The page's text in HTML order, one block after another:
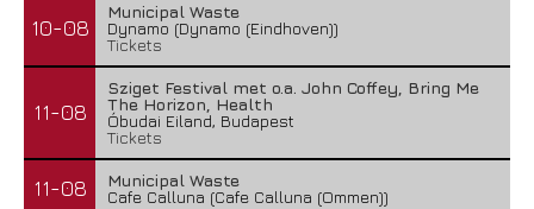
10-08
Municipal Waste
Dynamo (Dynamo (Eindhoven))
Tickets
11-08
Sziget Festival met o.a. John Coffey, Bring Me
The Horizon, Health
Óbudai Eiland, Budapest
Tickets
11-08
Municipal Waste
Cafe Calluna (Cafe Calluna (Ommen))